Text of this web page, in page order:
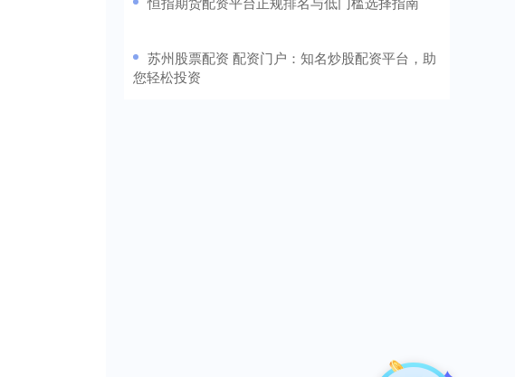
​苏州股票配资 配资门户：知名炒股配资平台，助
您轻松投资